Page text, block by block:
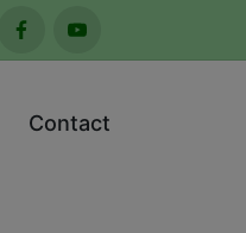
facebookyoutube
Contact